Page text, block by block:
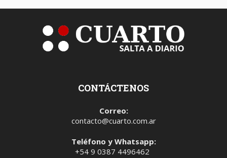
CONTÁCTENOS
Correo:
contacto@cuarto.com.ar
Teléfono y Whatsapp:
+54 9 0387 4496462